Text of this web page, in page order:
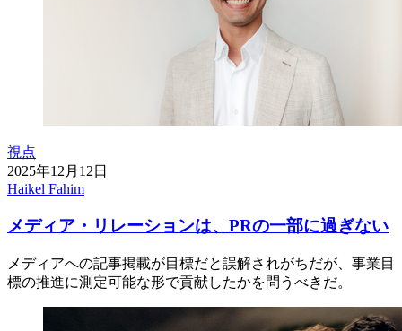
視点
2025年12月12日
Haikel Fahim
メディア・リレーションは、PRの一部に過ぎない
メディアへの記事掲載が目標だと誤解されがちだが、事業目
標の推進に測定可能な形で貢献したかを問うべきだ。